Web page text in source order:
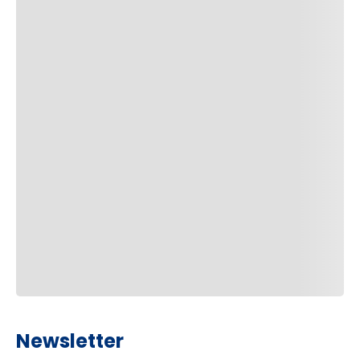
Newsletter